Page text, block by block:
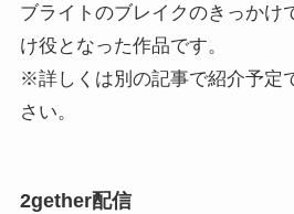
ブライトのブレイクのきっかけ
け役となった作品です。
※詳しくは別の記事で紹介予定
さい。
2gether配信